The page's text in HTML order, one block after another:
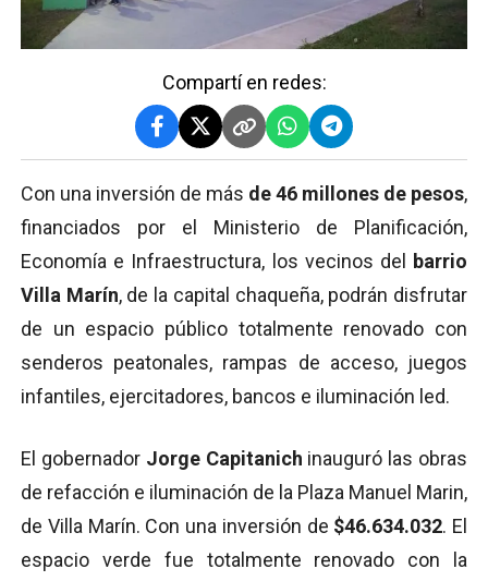
Compartí en redes:
Con una inversión de más de 46 millones de pesos,
financiados por el Ministerio de Planificación,
Economía e Infraestructura, los vecinos del
barrio
Villa Marín, de la capital chaqueña, podrán disfrutar
de un espacio público totalmente renovado con
senderos peatonales, rampas de acceso, juegos
infantiles, ejercitadores, bancos e iluminación led.
El gobernador Jorge Capitanich inauguró las obras
de refacción e iluminación de la Plaza Manuel Marin,
de Villa Marín. Con una inversión de $46.634.032. El
espacio verde fue totalmente renovado con la